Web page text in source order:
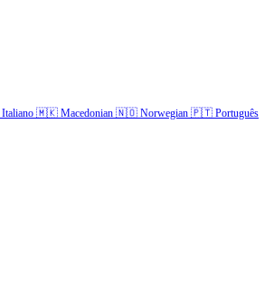
Italiano 🇲🇰 Macedonian 🇳🇴 Norwegian 🇵🇹 Português